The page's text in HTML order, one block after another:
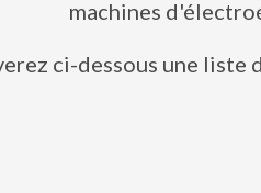
machines
ci-dessous une liste